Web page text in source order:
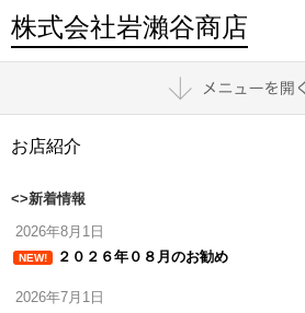
株式会社岩瀨谷商店
お店紹介
<>新着情報
2026年8月1日
NEW! ２０２６年０８月のお勧め
2026年7月1日